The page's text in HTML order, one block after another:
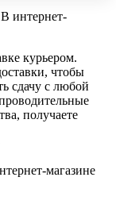
интернет-
курьером.
чтобы
сдачу с любой
получаете
магазине